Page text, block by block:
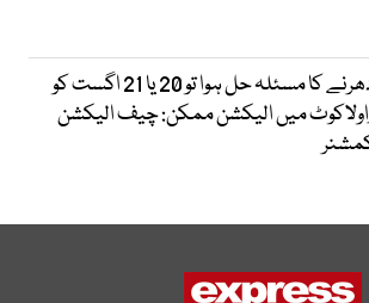
دھرنے کا مسئلہ حل ہوا تو 20 یا 21 اگست کو
میں الیکشن ممکن: چیف الیکشن